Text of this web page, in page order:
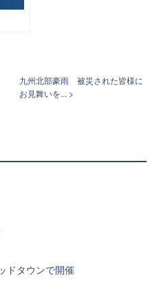
九州北部豪雨 被災された皆様に
お見舞いを... >
ドタウンで開催